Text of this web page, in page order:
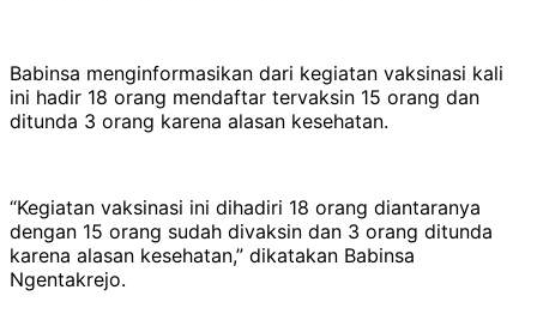
Babinsa menginformasikan dari kegiatan vaksinasi kali
ini hadir 18 orang mendaftar tervaksin 15 orang dan
ditunda 3 orang karena alasan kesehatan.
“Kegiatan vaksinasi ini dihadiri 18 orang diantaranya
dengan 15 orang sudah divaksin dan 3 orang ditunda
karena alasan kesehatan,” dikatakan Babinsa
Ngentakrejo.